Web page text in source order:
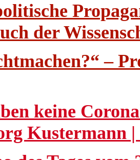
der
–
keine
Kustermann